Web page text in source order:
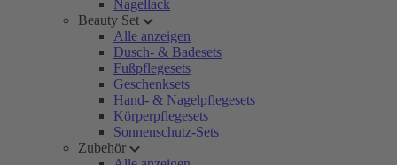
Nagellack
Beauty Set
Alle anzeigen
Dusch- & Badesets
Fußpflegesets
Geschenksets
Hand- & Nagelpflegesets
Körperpflegesets
Sonnenschutz-Sets
Zubehör